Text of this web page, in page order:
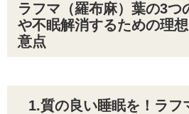
ラフマ（羅布麻）葉の3つ
や不眠解消するための理
意点
1.質の良い睡眠を！ラフ